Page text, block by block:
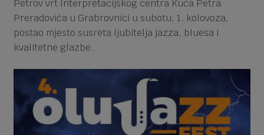
Petrov vrt Interpretacijskog centra Kuća Petra
Preradovića u Grabrovnici u subotu, 1. kolovoza,
postao mjesto susreta ljubitelja jazza, bluesa i
kvalitetne glazbe.